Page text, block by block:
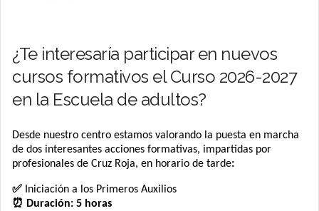
¿Te interesaría participar en nuevos
cursos formativos el Curso 2026-2027
en la Escuela de adultos?
Desde nuestro centro estamos valorando la puesta en marcha
de dos interesantes acciones formativas, impartidas por
profesionales de Cruz Roja, en horario de tarde:
✅ Iniciación a los Primeros Auxilios
⏰ Duración: 5 horas